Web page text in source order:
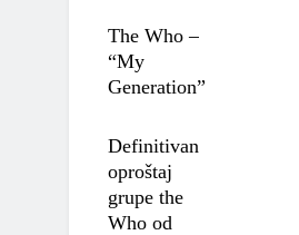
The Who –
“My
Generation”
Definitivan
oproštaj
grupe the
Who od